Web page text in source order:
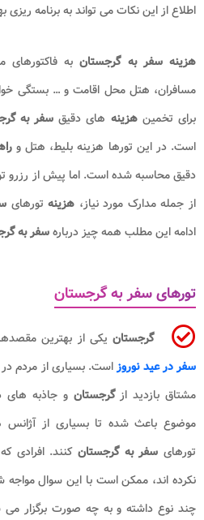
اطلاع از این نکات می تواند به برنامه ریزی
هزینه سفر به گرجستانبه فاکتورهای
مسافران، هتل محل اقامت و … بستگی
برای تخمینهزینه های دقیق سفر به
است. در این تورها هزینه بلیط، هتل و
دقیق محاسبه شده است. اما پیش از رزرو
از جمله مدارک مورد نیاز، هزینه تورهای
ادامه این مطلب همه چیز دربارهسفر به
تورهای سفر به گرجستان
گرجستانیکی از بهترین
سفر در عید نوروزاست. بسیاری از مردم
مشتاق بازدید ازگرجستان و جاذبه
موضوع باعث شده تا بسیاری از آژانس
تورهای سفر به گرجستانکنند. افرادی
نکرده اند، ممکن است با این سوال
چند نوع داشته و به چه صورت برگزار می